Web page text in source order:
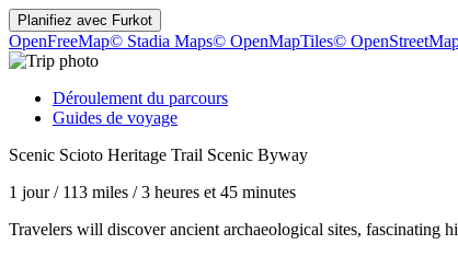
Planifiez avec Furkot
OpenFreeMap© Stadia Maps© OpenMapTiles©
Déroulement du parcours
Guides de voyage
Scenic Scioto Heritage Trail Scenic Byway
1 jour/ 113 miles /3 heures et 45 minutes
Travelers will discover ancient archaeological sites, fascinating